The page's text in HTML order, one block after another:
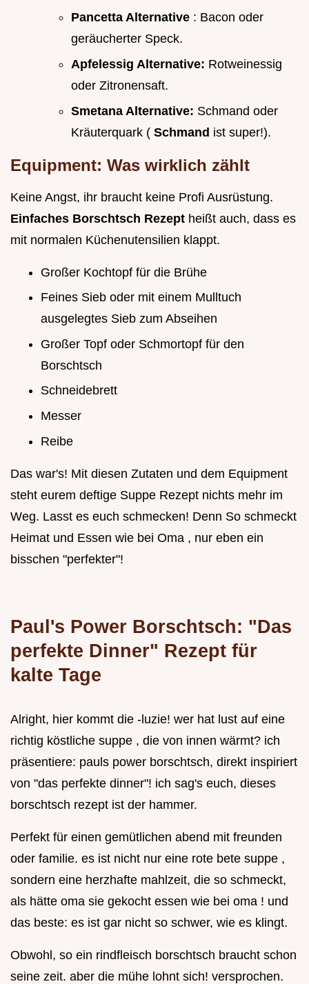
Pancetta Alternative : Bacon oder
geräucherter Speck.
Apfelessig Alternative: Rotweinessig
oder Zitronensaft.
Smetana Alternative: Schmand oder
Kräuterquark ( Schmand ist super!).
Equipment: Was wirklich zählt
Keine Angst, ihr braucht keine Profi Ausrüstung.
Einfaches Borschtsch Rezept heißt auch, dass es
mit normalen Küchenutensilien klappt.
Großer Kochtopf für die Brühe
Feines Sieb oder mit einem Mulltuch
ausgelegtes Sieb zum Abseihen
Großer Topf oder Schmortopf für den
Borschtsch
Schneidebrett
Messer
Reibe
Das war's! Mit diesen Zutaten und dem Equipment
steht eurem deftige Suppe Rezept nichts mehr im
Weg. Lasst es euch schmecken! Denn So schmeckt
Heimat und Essen wie bei Oma , nur eben ein
bisschen "perfekter"!
Paul's Power Borschtsch: "Das
perfekte Dinner" Rezept für
kalte Tage
Alright, hier kommt die -luzie! wer hat lust auf eine
richtig köstliche suppe , die von innen wärmt? ich
präsentiere: pauls power borschtsch, direkt inspiriert
von "das perfekte dinner"! ich sag's euch, dieses
borschtsch rezept ist der hammer.
Perfekt für einen gemütlichen abend mit freunden
oder familie. es ist nicht nur eine rote bete suppe ,
sondern eine herzhafte mahlzeit, die so schmeckt,
als hätte oma sie gekocht essen wie bei oma ! und
das beste: es ist gar nicht so schwer, wie es klingt.
Obwohl, so ein rindfleisch borschtsch braucht schon
seine zeit. aber die mühe lohnt sich! versprochen.